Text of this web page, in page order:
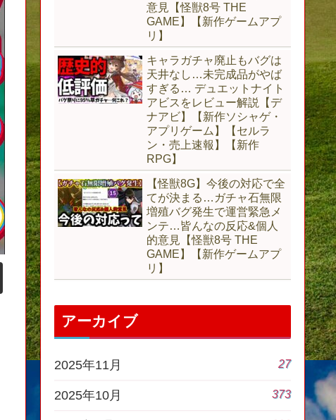
意見【怪獣8号 THE
GAME】【新作ゲームアプ
リ】
キャラガチャ廃止もバグは
天井なし…未完成品がやば
すぎる… デュエットナイト
アビスをレビュー解説【デ
ナアビ】【新作ソシャゲ・
アプリゲーム】【セルラ
ン・売上速報】【新作
RPG】
【怪獣8G】今後の対応で全
てが決まる…ガチャ石無限
増殖バグ発生で運営緊急メ
ンテ…皆んなの反応&個人
的意見【怪獣8号 THE
GAME】【新作ゲームアプ
リ】
アーカイブ
2025年11月 27
2025年10月 373